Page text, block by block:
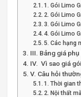
1. Gói Limo
2. Gói Limo
3. Gói Limo
4. Gói Limo
5. Các hạng
III. Bảng giá
IV. Vì sao giá
V. Câu hỏi
1. Thời gian
2. Nội thất